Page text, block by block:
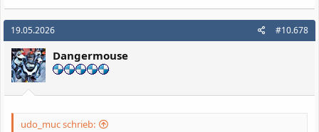
19.05.2026 #10.678
Dangermouse
udo_muc schrieb: